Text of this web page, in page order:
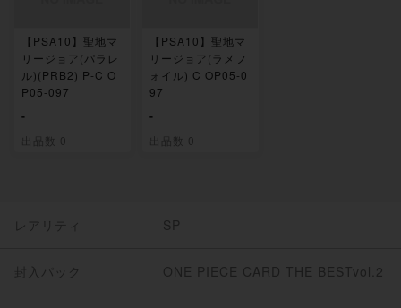
【PSA10】聖地マ
リージョア(パラレ
ル)(PRB2) P-C O
P05-097
-
出品数 0
【PSA10】聖地マ
リージョア(ラメフ
ォイル) C OP05-0
97
-
出品数 0
レアリティ SP
封入パック ONE PIECE CARD THE BESTvol.2